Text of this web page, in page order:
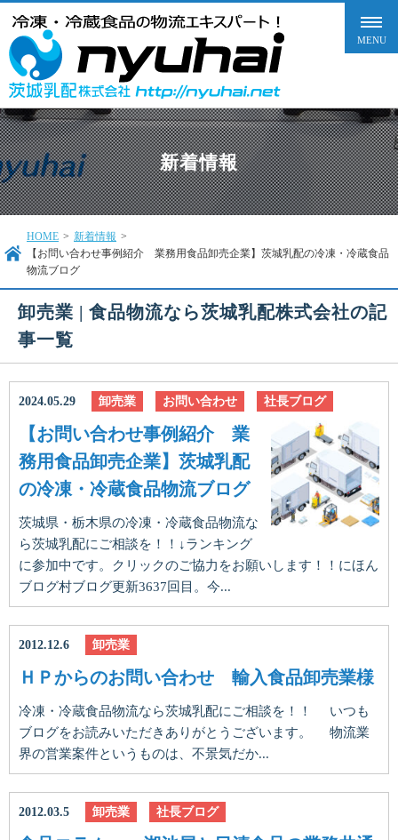
新着情報
HOME > 新着情報 >
【お問い合わせ事例紹介 業務用食品卸売企業】茨城乳配の冷凍・冷蔵食品
物流ブログ
卸売業 | 食品物流なら茨城乳配株式会社の記
事一覧
2024.05.29 卸売業 お問い合わせ 社長ブログ
【お問い合わせ事例紹介 業
務用食品卸売企業】茨城乳配
の冷凍・冷蔵食品物流ブログ
茨城県・栃木県の冷凍・冷蔵食品物流な
ら茨城乳配にご相談を！！↓ランキング
に参加中です。クリックのご協力をお願いします！！にほん
ブログ村ブログ更新3637回目。今...
2012.12.6 卸売業
ＨＰからのお問い合わせ 輸入食品卸売業様
冷凍・冷蔵食品物流なら茨城乳配にご相談を！！ いつも
ブログをお読みいただきありがとうございます。 物流業
界の営業案件というものは、不景気だか...
2012.03.5 卸売業 社長ブログ